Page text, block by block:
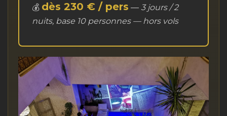
💰 dès 230 € / pers — 3 jours / 2
nuits, base 10 personnes — hors vols